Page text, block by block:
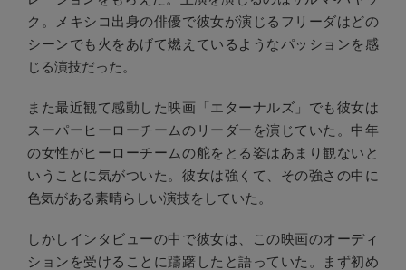
ク。メキシコ出身の俳優で彼女が演じるフリーダはどの
シーンでも火をあげて燃えているようなパッションを感
じる演技だった。
また最近観て感動した映画「エターナルズ」でも彼女は
スーパーヒーローチームのリーダーを演じていた。中年
の女性がヒーローチームの舵をとる姿はあまり観ないと
いうことに気がついた。彼女は強くて、その強さの中に
色気がある素晴らしい演技をしていた。
しかしインタビューの中で彼女は、この映画のオーディ
ションを受けることに躊躇したと語っていた。まず初め